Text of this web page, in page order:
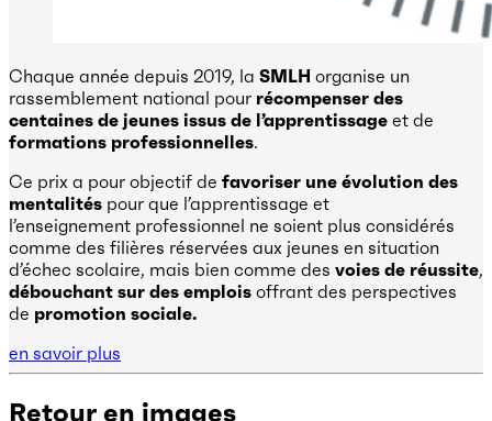
Chaque année depuis 2019, la SMLH organise un
rassemblement national pour récompenser des
centaines de jeunes issus de l’apprentissage et de
formations professionnelles.
Ce prix a pour objectif de favoriser une évolution des
mentalités pour que l’apprentissage et
l’enseignement professionnel ne soient plus considérés
comme des filières réservées aux jeunes en situation
d’échec scolaire, mais bien comme des voies de réussite,
débouchant sur des emplois offrant des perspectives
de promotion sociale.
en savoir plus
Retour en images